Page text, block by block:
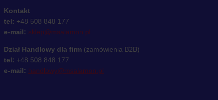
Kontakt
tel: +48 508 848 177
e-mail: sklep@msalamon.pl
Dział Handlowy dla firm (zamówienia B2B)
tel: +48 508 848 177
e-mail: handlowy@msalamon.pl